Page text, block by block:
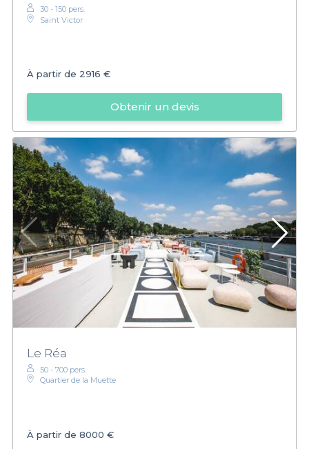
30 - 150 pers.
Saint Victor
À partir de 2916 €
Obtenir un devis
Le Réa
50 - 700 pers.
Quartier de la Muette
À partir de 8000 €